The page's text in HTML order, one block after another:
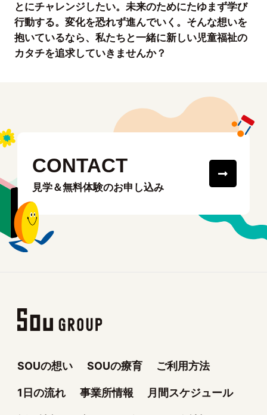
とにチャレンジしたい。未来のためにたゆまず学び
行動する。変化を恐れず進んでいく。そんな想いを
抱いているなら、私たちと一緒に新しい児童福祉の
カタチを追求していきませんか？
CONTACT
見学＆無料体験のお申し込み
SOUの想い SOUの療育 ご利用方法
1日の流れ 事業所情報 月間スケジュール